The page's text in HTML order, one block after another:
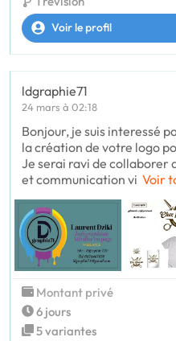
Voir le profil
ldgraphie71
24 mars à 02:18
Bonjour, je suis interessé
la création de votre logo
Je serai ravi de collaborer
et communication vi Voir
Montant privé
6 jours
5 variantes